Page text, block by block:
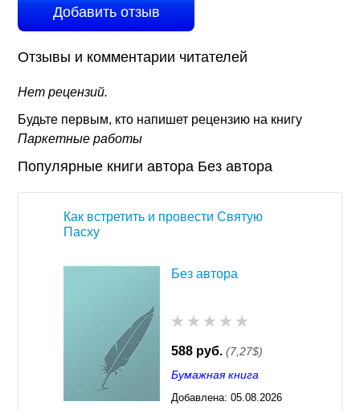
Добавить отзыв
Отзывы и комментарии читателей
Нет рецензий.
Будьте первым, кто напишет рецензию на книгу
Паркетные работы
Популярные книги автора Без автора
Как встретить и провести Святую
Пасху
Без автора
588 руб. (7,27$)
Бумажная книга
Добавлена: 05.08.2026